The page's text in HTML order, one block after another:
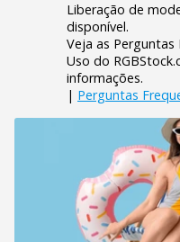
Liberação de
disponível.
Veja as
Uso do
informações.
| Perguntas